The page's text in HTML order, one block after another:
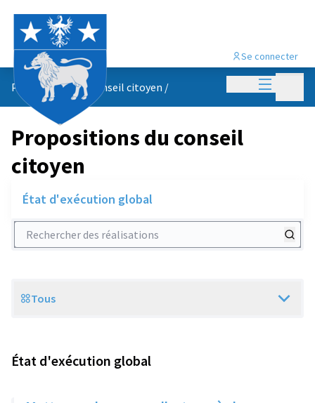
Menu
Se connecter
Propositions du conseil citoyen /
Propositions du conseil
citoyen
État d'exécution global
Rechercher des réalisations
Scope
Tous
État d'exécution global